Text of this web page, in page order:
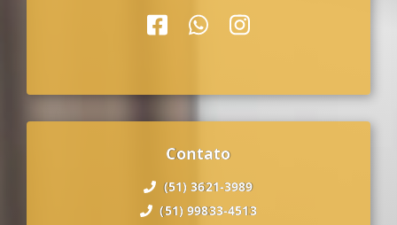
Contato
(51) 3621-3989
(51) 99833-4513